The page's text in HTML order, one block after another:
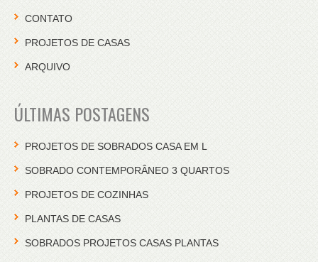
CONTATO
PROJETOS DE CASAS
ARQUIVO
ÚLTIMAS POSTAGENS
PROJETOS DE SOBRADOS CASA EM L
SOBRADO CONTEMPORÂNEO 3 QUARTOS
PROJETOS DE COZINHAS
PLANTAS DE CASAS
SOBRADOS PROJETOS CASAS PLANTAS